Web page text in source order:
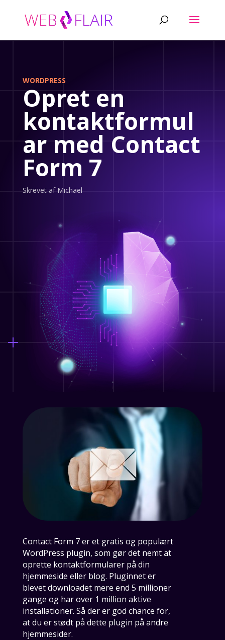
WORDPRESS
Opret en
kontaktformul
ar med Contact
Form 7
Skrevet af Michael
Contact Form 7 er et gratis og populært
WordPress plugin, som gør det nemt at
oprette kontaktformularer på din
hjemmeside eller blog. Pluginnet er
blevet downloadet mere end 5 millioner
gange og har over 1 million aktive
installationer. Så der er god chance for,
at du er stødt på dette plugin på andre
hjemmesider.